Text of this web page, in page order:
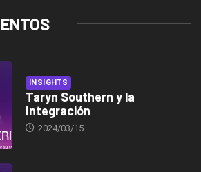
INSIGHTS
Taryn Southern y la
Integración
2024/03/15